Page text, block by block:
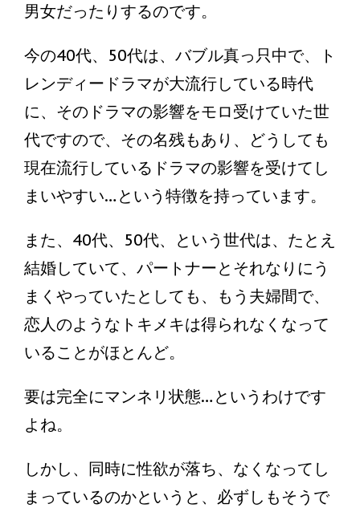
男女だったりするのです。
今の40代、50代は、バブル真っ只中で、ト
レンディードラマが大流行している時代
に、そのドラマの影響をモロ受けていた世
代ですので、その名残もあり、どうしても
現在流行しているドラマの影響を受けてし
まいやすい…という特徴を持っています。
また、40代、50代、という世代は、たとえ
結婚していて、パートナーとそれなりにう
まくやっていたとしても、もう夫婦間で、
恋人のようなトキメキは得られなくなって
いることがほとんど。
要は完全にマンネリ状態…というわけです
よね。
しかし、同時に性欲が落ち、なくなってし
まっているのかというと、必ずしもそうで